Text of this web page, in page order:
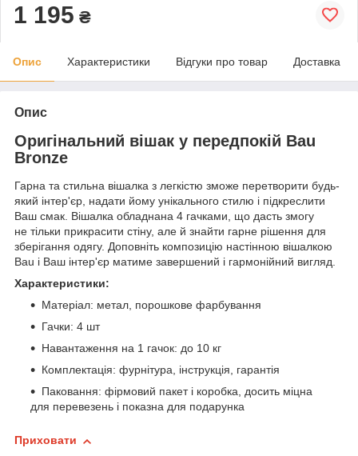
1 195 ₴
Опис Характеристики Відгуки про товар Доставка
Опис
Оригінальний вішак у передпокій Bau
Bronze
Гарна та стильна вішалка з легкістю зможе перетворити будь-
який інтер'єр, надати йому унікального стилю і підкреслити
Ваш смак. Вішалка обладнана 4 гачками, що дасть змогу
не тільки прикрасити стіну, але й знайти гарне рішення для
зберігання одягу. Доповніть композицію настінною вішалкою
Bau і Ваш інтер'єр матиме завершений і гармонійний вигляд.
Характеристики:
Матеріал: метал, порошкове фарбування
Гачки: 4 шт
Навантаження на 1 гачок: до 10 кг
Комплектація: фурнітура, інструкція, гарантія
Паковання: фірмовий пакет і коробка, досить міцна
для перевезень і показна для подарунка
Приховати